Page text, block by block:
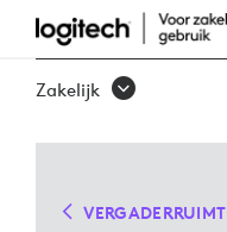
Zakelijk